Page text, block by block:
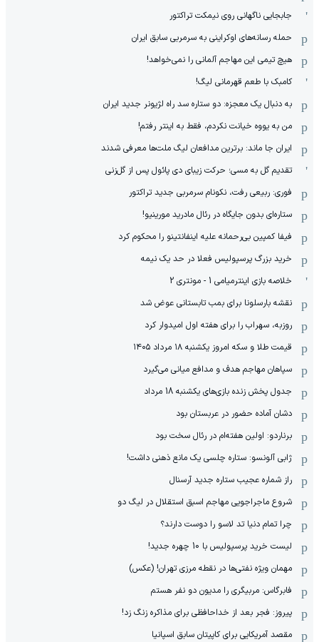
جابجایی ناگهانی روی نیمکت تراکتور
حمله رسانه‌های اوکراینی به سرمربی سابق ایران
هیچ‌ تیمی این مهاجم آلمانی را نمی‌خواهد!
کامبک با طعم قهرمانی لیگ!
به دنبال یک معجزه: دو ستاره سد راه لژیونر جدید ایران
من به یووه خیانت نکردم، فقط به اینتر رفتم!
ایران جا ماند: برترین مدافعان لیگ ملت‌ها معرفی شدند
تقدیم گل به مسی؛ حرکت زیبای دی پائول پس از گل‌زنی
فوری: ربیعی رفت، نکونام سرمربی جدید تراکتور
ستاره‌ای بدون جایگاه در رئال مادرید مورینیو!
فیفا کمپین بی‌رحمانه علیه اینفانتینو را محکوم کرد
خرید بزرگ پرسپولیس فعلا در حد یک نیمه
خلاصه بازی اینترمیامی 1 - مونتری 2
نقشه بارسلونا برای بمب تابستانی عوض شد
روزبه، سهراب را برای هفته اول امیدوار کرد
قیمت طلا و سکه امروز یکشنبه ۱۸ مرداد ۱۴۰۵
سپاهان مهاجم هدف و مدافع میانی می‌گیرد
جدول پخش زنده بازی‌های یکشنبه 18 مرداد
دشان آماده حضور در عربستان بود
برناردو: اولین هفته‌ام در رئال سخت بود
ژابی آلونسو: ستاره چلسی یک مانع ذهنی داشت!
راز شماره عجیب ستاره جدید آرسنال
شروع ماجراجویی مهاجم اسبق استقلال در لیگ دو
چرا تمام دنیا تد لاسو را دوست دارند؟
لیست خرید پرسپولیس با 10 چهره جدید!
مهمان‌ ویژه نفتی‌ها در نقطه مرزی تهران! (عکس)
فابرگاس: مربیگری را مدیون دو نفر هستم
پیروز: فجر بعد از خداحافظی برای مذاکره زنگ زد!
مقصد آمریکایی برای کاپیتان سابق اسپانیا